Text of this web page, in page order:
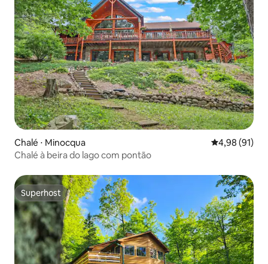
Chalé ⋅ Minocqua 4,98 de uma
4,98 (91)
Chalé à beira do lago com pontão
Superhost
Superhost